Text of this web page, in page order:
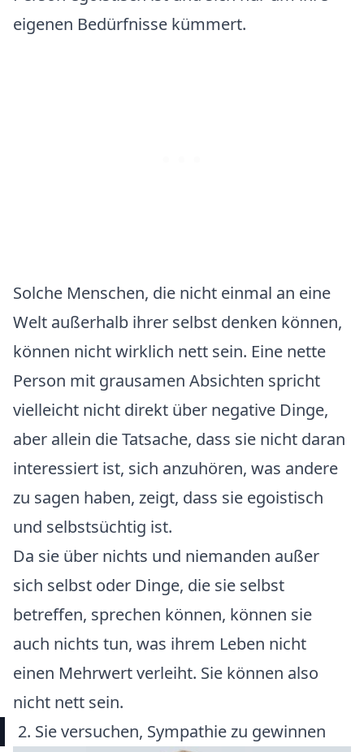
eigenen Bedürfnisse kümmert.
Solche Menschen, die nicht einmal an eine
Welt außerhalb ihrer selbst denken können,
können nicht wirklich nett sein. Eine nette
Person mit grausamen Absichten spricht
vielleicht nicht direkt über negative Dinge,
aber allein die Tatsache, dass sie nicht daran
interessiert ist, sich anzuhören, was andere
zu sagen haben, zeigt, dass sie egoistisch
und selbstsüchtig ist.
Da sie über nichts und niemanden außer
sich selbst oder Dinge, die sie selbst
betreffen, sprechen können, können sie
auch nichts tun, was ihrem Leben nicht
einen Mehrwert verleiht. Sie können also
nicht nett sein.
2. Sie versuchen, Sympathie zu gewinnen